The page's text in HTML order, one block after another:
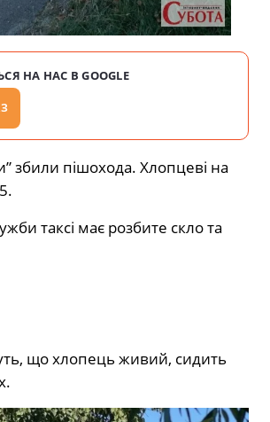
НА НАС В GOOGLE
збили пішохода. Хлопцеві на
таксі має розбите скло та
що хлопець живий, сидить